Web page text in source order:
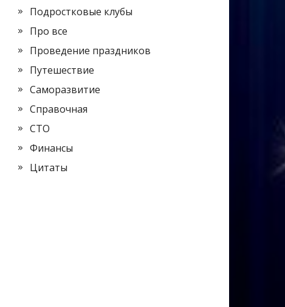
Подростковые клубы
Про все
Проведение праздников
Путешествие
Саморазвитие
Справочная
СТО
Финансы
Цитаты